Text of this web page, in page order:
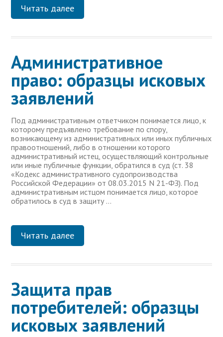
Читать далее
Административное
право: образцы исковых
заявлений
Под административным ответчиком понимается лицо, к
которому предъявлено требование по спору,
возникающему из административных или иных публичных
правоотношений, либо в отношении которого
административный истец, осуществляющий контрольные
или иные публичные функции, обратился в суд (ст. 38
«Кодекс административного судопроизводства
Российской Федерации» от 08.03.2015 N 21-ФЗ). Под
административным истцом понимается лицо, которое
обратилось в суд в защиту …
Читать далее
Защита прав
потребителей: образцы
исковых заявлений